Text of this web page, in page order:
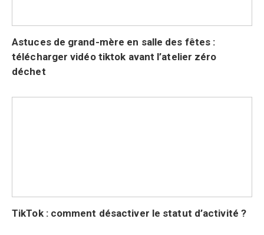
Astuces de grand-mère en salle des fêtes :
télécharger vidéo tiktok avant l’atelier zéro
déchet
TikTok : comment désactiver le statut d’activité ?